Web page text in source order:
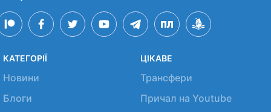
КАТЕГОРІЇ
Новини
Блоги
ЦІКАВЕ
Трансфери
Причал на Youtube